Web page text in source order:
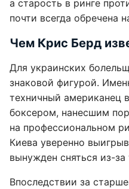
а старость в ринге
почти всегда обречена
Чем Крис Берд
Для украинских
знаковой фигурой.
техничный американец
боксером, нанесшим
на профессиональном
Киева уверенно
вынужден сняться из-
Впоследствии за